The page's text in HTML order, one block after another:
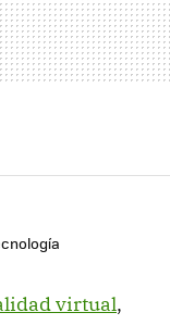
virtual,